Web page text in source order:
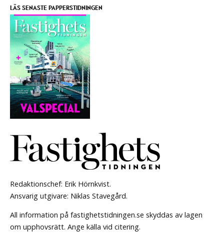
Redaktionschef: Erik Hörnkvist.
Ansvarig utgivare: Niklas Stavegård.
All information på fastighetstidningen.se skyddas av lagen
om upphovsrätt. Ange källa vid citering.
LÄS SENASTE PAPPERSTIDNINGEN